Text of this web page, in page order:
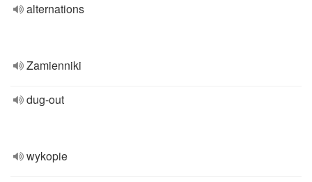
alternations
Zamienniki
dug-out
wykopie